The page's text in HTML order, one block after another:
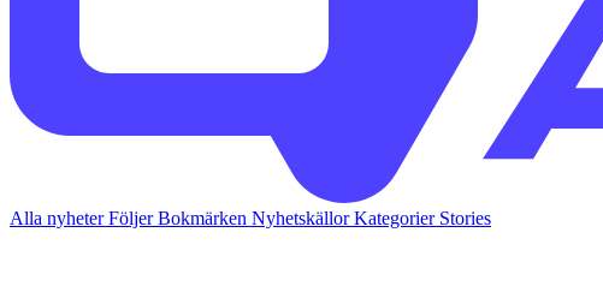
Alla nyheterFöljerBokmärken NyhetskällorKategorier Stories